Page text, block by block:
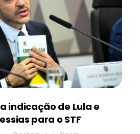
indicação de Lula e
para o STF